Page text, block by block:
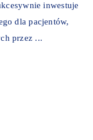
inwestuje
dla pacjentów,
przez ...